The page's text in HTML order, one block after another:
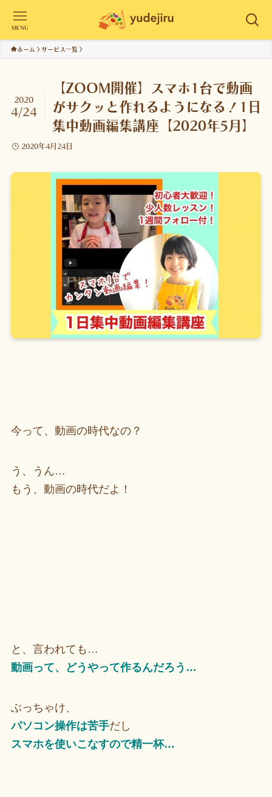
MENU
ホーム サービス一覧
【ZOOM開催】スマホ1台で動画
がサクッと作れるようになる！1日
集中動画編集講座【2020年5月】
2020
4/24
2020年4月24日
今って、動画の時代なの？
う、うん…
もう、動画の時代だよ！
と、言われても…
動画って、どうやって作るんだろう…
ぶっちゃけ、
パソコン操作は苦手だし
スマホを使いこなすので精一杯…